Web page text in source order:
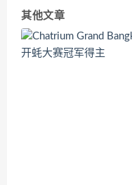
其他文章